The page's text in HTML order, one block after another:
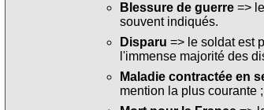
Blessure de guerre =>
souvent indiqués.
Disparu => le soldat est
l'immense majorité des
Maladie contractée en
mention la plus courante